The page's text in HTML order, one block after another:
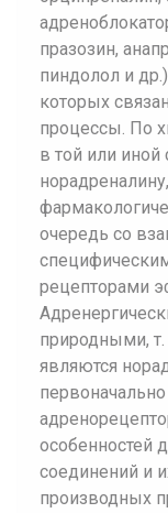
празозин,
пиндолол и
которых
процессы. По
в той или иной
очередь со
рецепторами
природными,
являются
особенностей
соединений и
производных